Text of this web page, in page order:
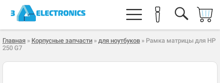
Главная » Корпусные запчасти » для ноутбуков » Рамка матрицы для HP
250 G7